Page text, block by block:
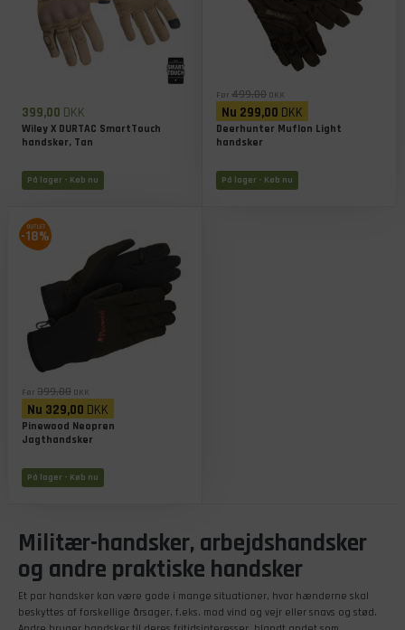
399,00 DKK
Wiley X DURTAC SmartTouch
handsker, Tan
På lager - Køb nu
Før 499,00 DKK
Nu 299,00 DKK
Deerhunter Muflon Light
handsker
På lager - Køb nu
-18%
Før 399,00 DKK
Nu 329,00 DKK
Pinewood Neopren
Jagthandsker
På lager - Køb nu
Militær-handsker, arbejdshandsker
og andre praktiske handsker
Et par handsker kan være gode i mange situationer, hvor hænderne skal
beskyttes af forskellige årsager, f.eks. mod vind og vejr eller snavs og stød.